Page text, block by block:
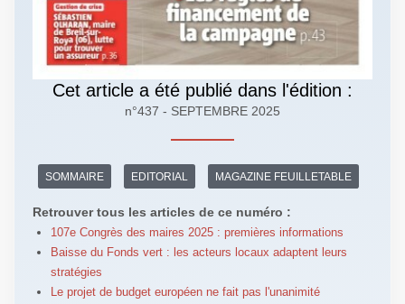
Cet article a été publié dans l'édition :
n°437 - SEPTEMBRE 2025
SOMMAIRE EDITORIAL MAGAZINE FEUILLETABLE
Retrouver tous les articles de ce numéro :
107e Congrès des maires 2025 : premières informations
Baisse du Fonds vert : les acteurs locaux adaptent leurs
stratégies
Le projet de budget européen ne fait pas l'unanimité